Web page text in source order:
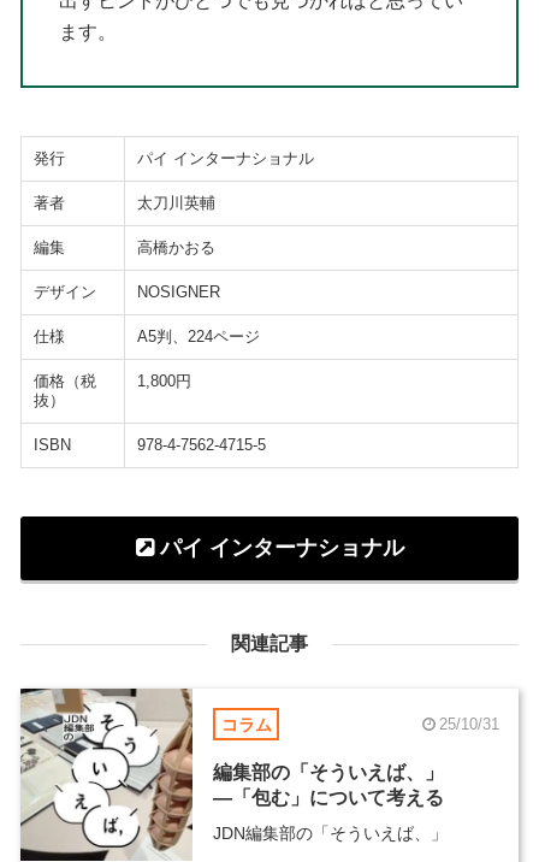
ます。
発行 パイ インターナショナル
著者 太刀川英輔
編集 高橋かおる
デザイン NOSIGNER
仕様 A5判、224ページ
価格（税
抜）
1,800円
ISBN 978-4-7562-4715-5
パイ インターナショナル
関連記事
コラム 25/10/31
編集部の「そういえば、」
―「包む」について考える
JDN編集部の「そういえば、」